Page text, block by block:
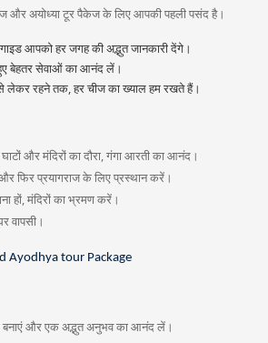
और अयोध्या टूर पैकेज के लिए आपकी पहली पसंद है।
गाइड आपको हर जगह की अद्भुत जानकारी देंगे।
बेहतर सेवाओं का आनंद लें।
से लेकर रहने तक, हर चीज का ख्याल हम रखते हैं।
और मंदिरों का दौरा, गंगा आरती का आनंद।
फिर प्रयागराज के लिए प्रस्थान करें।
हों, मंदिरों का भ्रमण करें।
वापसी।
Ayodhya tour Package
बनाएं और एक अद्भुत अनुभव का आनंद लें।